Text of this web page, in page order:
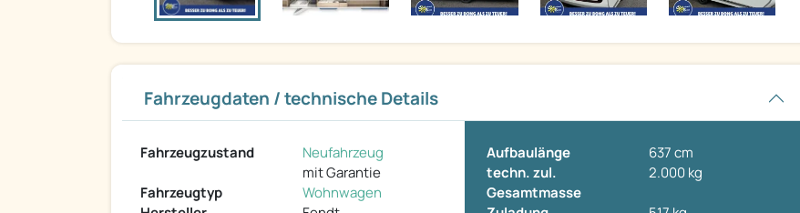
Fahrzeugdaten / technische Details
Fahrzeugzustand
Neufahrzeug
mit Garantie
Fahrzeugtyp
Wohnwagen
Aufbaulänge
637 cm
techn. zul.
Gesamtmasse
2.000 kg